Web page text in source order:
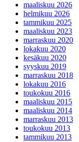
maaliskuu 2026
helmikuu 2026
tammikuu 2025
maaliskuu 2023
marraskuu 2020
lokakuu 2020
kesäkuu 2020
syyskuu 2019
marraskuu 2018
lokakuu 2016
toukokuu 2016
maaliskuu 2015
maaliskuu 2014
marraskuu 2013
toukokuu 2013
tammikuu 2013